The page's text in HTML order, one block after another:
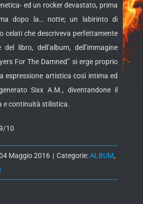
ed un rocker devastato, prima
dopo la… notte; un labirinto di
celati che descriveva perfettamente
libro, dell’album, dell’immagine
For The Damned” si erge proprio
espressione artistica così intima ed
Sixx A.M., diventandone il
e continuità stilistica.
10
Maggio 2016 | Categorie:ALBUM,